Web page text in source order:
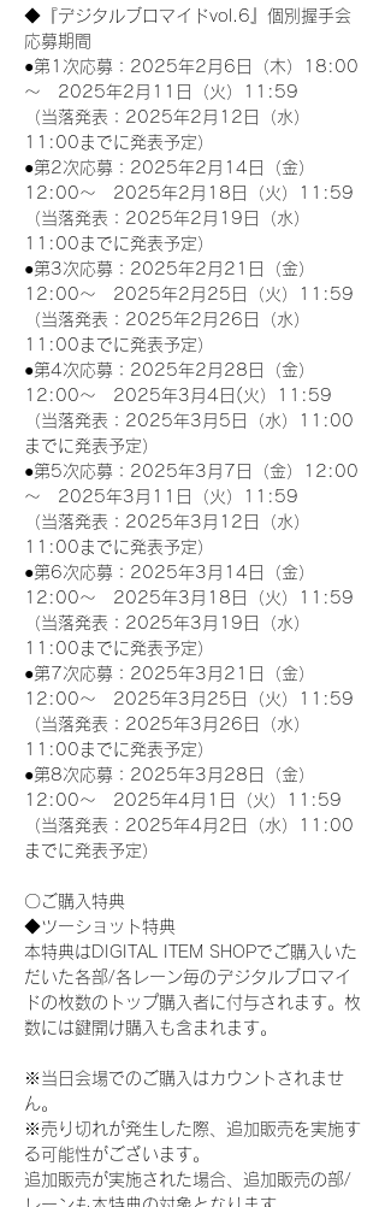
◆『デジタルブロマイドvol.6』個別握手会
応募期間
●第1次応募：2025年2月6日（木）18:00
～　2025年2月11日（火）11:59
（当落発表：2025年2月12日（水）
11:00までに発表予定）
●第2次応募：2025年2月14日（金）
12:00～　2025年2月18日（火）11:59
（当落発表：2025年2月19日（水）
11:00までに発表予定）
●第3次応募：2025年2月21日（金）
12:00～　2025年2月25日（火）11:59
（当落発表：2025年2月26日（水）
11:00までに発表予定）
●第4次応募：2025年2月28日（金）
12:00～　2025年3月4日(火）11:59
（当落発表：2025年3月5日（水）11:00
までに発表予定）
●第5次応募：2025年3月7日（金）12:00
～　2025年3月11日（火）11:59
（当落発表：2025年3月12日（水）
11:00までに発表予定）
●第6次応募：2025年3月14日（金）
12:00～　2025年3月18日（火）11:59
（当落発表：2025年3月19日（水）
11:00までに発表予定）
●第7次応募：2025年3月21日（金）
12:00～　2025年3月25日（火）11:59
（当落発表：2025年3月26日（水）
11:00までに発表予定）
●第8次応募：2025年3月28日（金）
12:00～　2025年4月1日（火）11:59
（当落発表：2025年4月2日（水）11:00
までに発表予定）
〇ご購入特典
◆ツーショット特典
本特典はDIGITAL ITEM SHOPでご購入いた
だいた各部/各レーン毎のデジタルブロマイ
ドの枚数のトップ購入者に付与されます。枚
数には鍵開け購入も含まれます。
※当日会場でのご購入はカウントされませ
ん。
※売り切れが発生した際、追加販売を実施す
る可能性がございます。
追加販売が実施された場合、追加販売の部/